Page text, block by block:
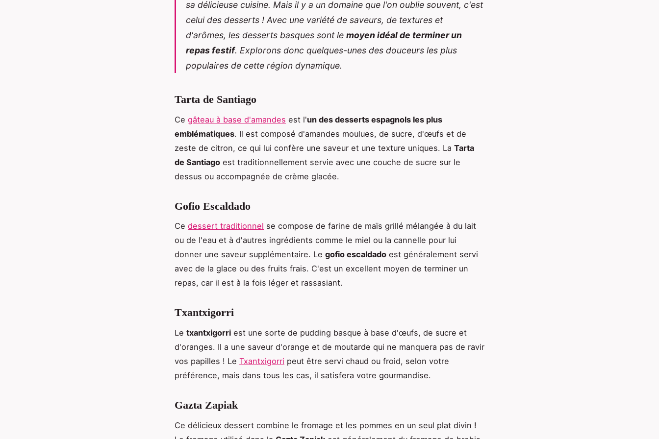
sa délicieuse cuisine. Mais il y a un domaine que l'on oublie souvent, c'est
celui des desserts ! Avec une variété de saveurs, de textures et
d'arômes, les desserts basques sont le moyen idéal de terminer un
repas festif. Explorons donc quelques-unes des douceurs les plus
populaires de cette région dynamique.
Tarta de Santiago
Ce gâteau à base d'amandes est l'un des desserts espagnols les plus
emblématiques. Il est composé d'amandes moulues, de sucre, d'œufs et de
zeste de citron, ce qui lui confère une saveur et une texture uniques. La Tarta
de Santiago est traditionnellement servie avec une couche de sucre sur le
dessus ou accompagnée de crème glacée.
Gofio Escaldado
Ce dessert traditionnel se compose de farine de maïs grillé mélangée à du lait
ou de l'eau et à d'autres ingrédients comme le miel ou la cannelle pour lui
donner une saveur supplémentaire. Le gofio escaldado est généralement servi
avec de la glace ou des fruits frais. C'est un excellent moyen de terminer un
repas, car il est à la fois léger et rassasiant.
Txantxigorri
Le txantxigorri est une sorte de pudding basque à base d'œufs, de sucre et
d'oranges. Il a une saveur d'orange et de moutarde qui ne manquera pas de ravir
vos papilles ! Le Txantxigorri peut être servi chaud ou froid, selon votre
préférence, mais dans tous les cas, il satisfera votre gourmandise.
Gazta Zapiak
Ce délicieux dessert combine le fromage et les pommes en un seul plat divin !